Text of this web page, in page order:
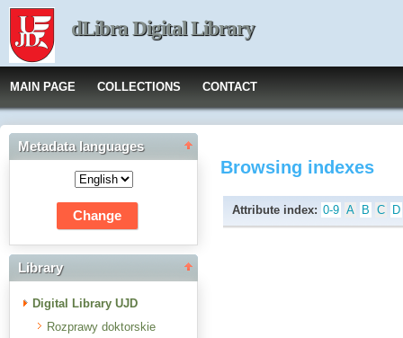
dLibra Digital Library
MAIN PAGE COLLECTIONS CONTACT
Metadata languages
Library
Digital Library UJD
Rozprawy doktorskie
Browsing indexes
Attribute index: 0-9 A B C D